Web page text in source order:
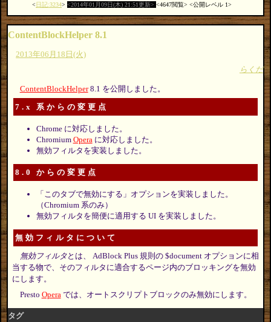
日記:3234 2014年01月09日(木) 21:51更新 4647閲覧 公開レベル 1
ContentBlockHelper 8.1
2013年06月18日(火)
らくだ
ContentBlockHelper8.1 を公開しました。
7.x 系からの変更点
Chrome に対応しました。
Chromium Opera に対応しました。
無効フィルタを実装しました。
8.0 からの変更点
「このタブで無効にする」オプションを実装しました。
（Chromium 系のみ）
無効フィルタを簡便に適用する UI を実装しました。
無効フィルタについて
無効フィルタとは、 AdBlock Plus 規則の $document オプションに相
当する物で、そのフィルタに適合するページ内のブロッキングを無効
にします。
Presto Opera では、オートスクリプトブロックのみ無効にします。
タグ